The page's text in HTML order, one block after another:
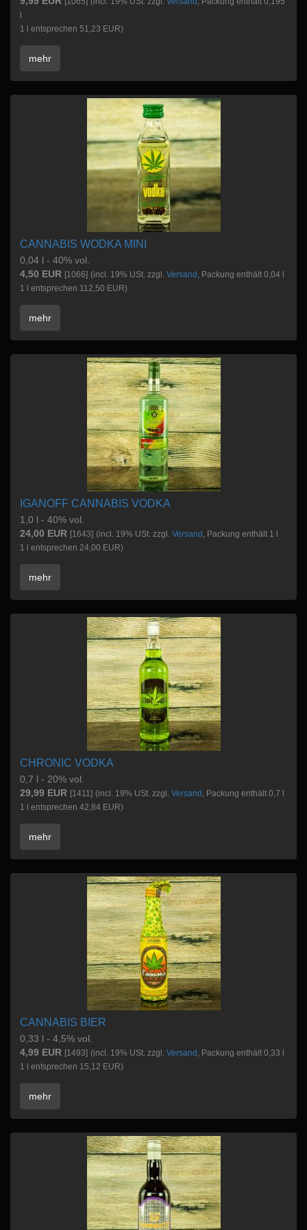
1 l entsprechen 51,23 EUR)
mehr
CANNABIS WODKA MINI
0,04 l - 40% vol.
4,50 EUR [1066] (incl. 19% USt. zzgl. Versand , Packung enthält 0,04 l
1 l entsprechen 112,50 EUR)
mehr
IGANOFF CANNABIS VODKA
1,0 l - 40% vol.
24,00 EUR [1643] (incl. 19% USt. zzgl. Versand , Packung enthält 1 l
1 l entsprechen 24,00 EUR)
mehr
CHRONIC VODKA
0,7 l - 20% vol.
29,99 EUR [1411] (incl. 19% USt. zzgl. Versand , Packung enthält 0,7 l
1 l entsprechen 42,84 EUR)
mehr
CANNABIS BIER
0,33 l - 4,5% vol.
4,99 EUR [1493] (incl. 19% USt. zzgl. Versand , Packung enthält 0,33 l
1 l entsprechen 15,12 EUR)
mehr